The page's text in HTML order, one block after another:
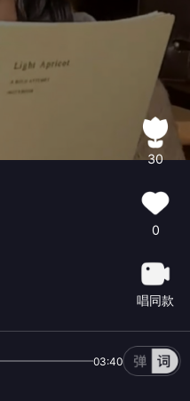
30
0
唱同款
03:40